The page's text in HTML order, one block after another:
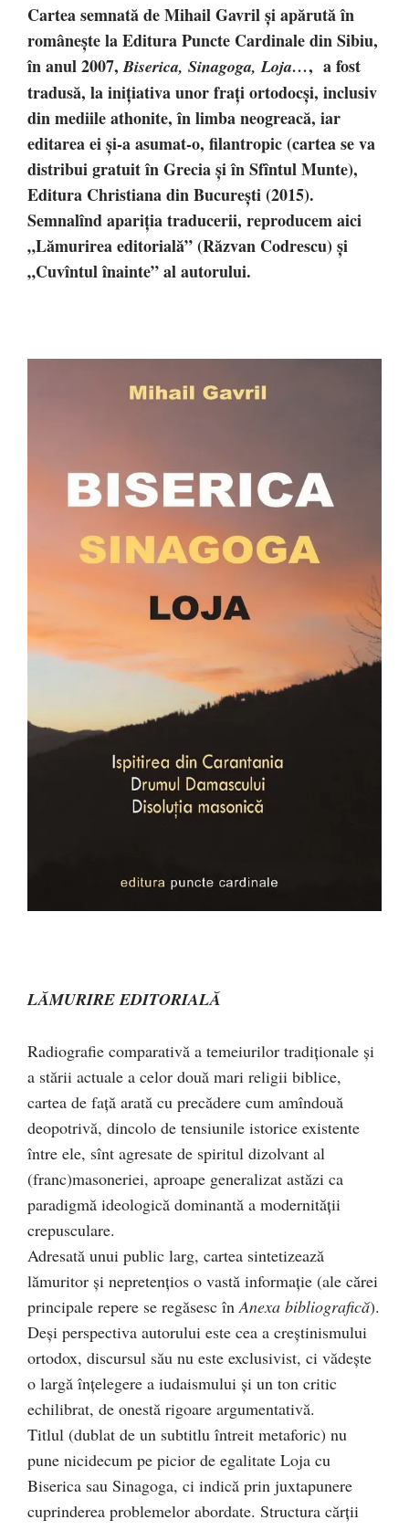
Cartea semnată de Mihail Gavril și apărută în
românește la Editura Puncte Cardinale din Sibiu,
în anul 2007,Biserica, Sinagoga, Loja…, a fost
tradusă, la inițiativa unor frați ortodocși, inclusiv
din mediile athonite, în limba neogreacă, iar
editarea ei și-a asumat-o, filantropic (cartea se va
distribui gratuit în Grecia și în Sfîntul Munte),
Editura Christiana din București (2015).
Semnalînd apariția traducerii, reproducem aici
„Lămurirea editorială” (Răzvan Codrescu) și
„Cuvîntul înainte” al autorului.
LĂMURIRE EDITORIALĂ
Radiografie comparativă a temeiurilor tradiţionale şi
a stării actuale a celor două mari religii biblice,
cartea de faţă arată cu precădere cum amîndouă
deopotrivă, dincolo de tensiunile istorice existente
între ele, sînt agresate de spiritul dizolvant al
(franc)masoneriei, aproape generalizat astăzi ca
paradigmă ideologică dominantă a modernităţii
crepusculare.
Adresată unui public larg, cartea sintetizează
lămuritor şi nepretenţios o vastă informaţie (ale cărei
principale repere se regăsesc înAnexa bibliografică).
Deşi perspectiva autorului este cea a creştinismului
ortodox, discursul său nu este exclusivist, ci vădeşte
o largă înţelegere a iudaismului şi un ton critic
echilibrat, de onestă rigoare argumentativă.
Titlul (dublat de un subtitlu întreit metaforic) nu
pune nicidecum pe picior de egalitate Loja cu
Biserica sau Sinagoga, ci indică prin juxtapunere
cuprinderea problemelor abordate. Structura cărţii